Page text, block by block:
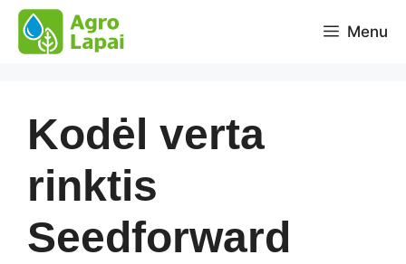
Pereiti
prie
turinio
Menu
Kodėl verta
rinktis
Seedforward